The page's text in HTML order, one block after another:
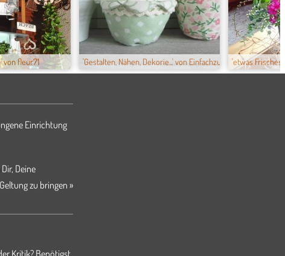
von fleur71 'Gestalten, Nähen, Dekorie...' von Einfachzuh... 'etwas
Einrichtung
Deine
zu bringen »